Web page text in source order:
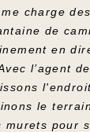
charge
de
en
l’agent de
le
murets pour